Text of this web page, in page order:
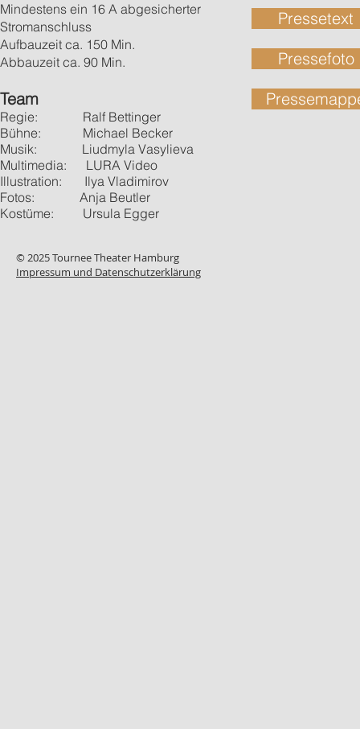
Mindestens ein 16 A abgesicherter
Stromanschluss
Aufbauzeit ca. 150 Min.
Abbauzeit ca. 90 Min.
Team
Regie: Ralf Bettinger
Bühne: Michael Becker
Musik: Liudmyla Vasylieva
Multimedia: LURA Video
Illustration: Ilya Vladimirov
Fotos: Anja Beutler
Kostüme: Ursula Egger
Pressetext
Pressefoto
© 2025 Tournee Theater Hamburg
Impressum und Datenschutzerklärung